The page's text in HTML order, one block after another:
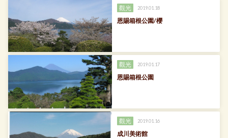
觀光 2019.01.18
恩賜箱根公園/櫻
觀光 2019.01.17
恩賜箱根公園
觀光 2019.01.16
成川美術館